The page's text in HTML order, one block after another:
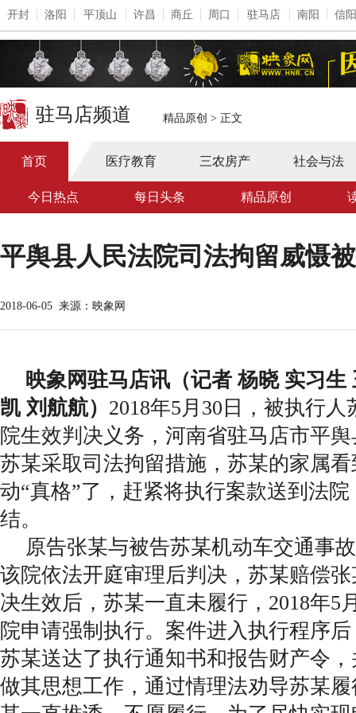
开封 洛阳 平顶山 许昌 商丘 周口 驻马店 南阳 信阳
驻马店频道 精品原创 > 正文
首页 医疗教育 三农房产 社会与法
今日热点 每日头条 精品原创
平舆县人民法院司法拘留威慑
2018-06-05 来源：映象网
映象网驻马店讯（记者 杨晓 实习生
凯 刘航航） 2018年5月30日，被执行
院生效判决义务，河南省驻马店市平
苏某采取司法拘留措施，苏某的家属
动“真格”了，赶紧将执行案款送到法
结。
原告张某与被告苏某机动车交通事
该院依法开庭审理后判决，苏某赔偿张
决生效后，苏某一直未履行，2018年5
院申请强制执行。案件进入执行程序
苏某送达了执行通知书和报告财产令
做其思想工作，通过情理法劝导苏某